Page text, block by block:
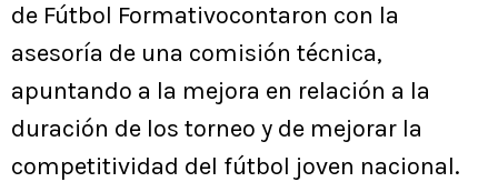
de Fútbol Formativocontaron con la
asesoría de una comisión técnica,
apuntando a la mejora en relación a la
duración de los torneo y de mejorar la
competitividad del fútbol joven nacional.